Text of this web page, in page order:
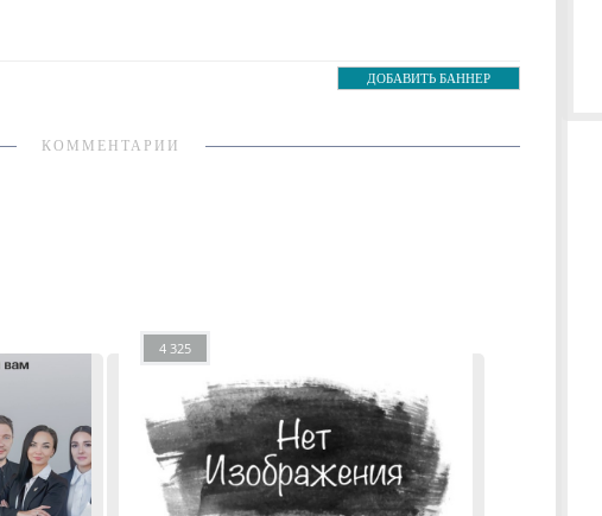
ДОБАВИТЬ БАННЕР
КОММЕНТАРИИ
4 325